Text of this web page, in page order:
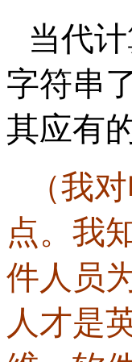
当代
字符串
其应有
（我
点。我
件人员
人才是